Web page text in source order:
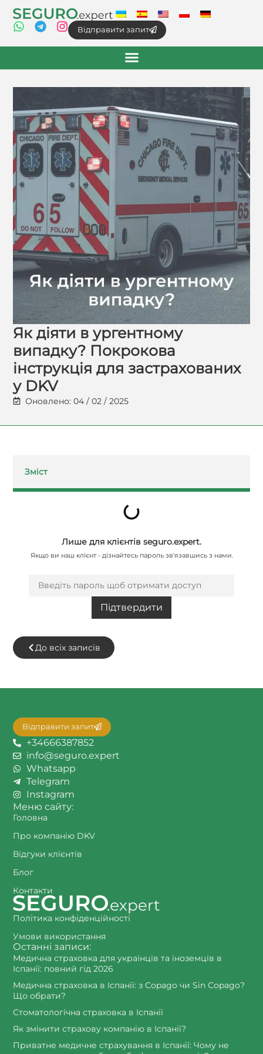
Відправити запит
Як діяти в ургентному
випадку? Покрокова
інструкція для застрахованих
у DKV
Оновлено: 04 / 02 / 2025
Лише для клієнтів seguro.expert.
Якщо ви наш клієнт - дізнайтесь пароль зв'язавшись з нами.
Зміст
До всіх записів
Політика конфіденційності
Умови використання
Меню сайту:
Головна
Про компанію DKV
Відгуки клієнтів
Блог
Контакти
Останні записи:
Медична страховка для українців та іноземців в
Іспанії: повний гід 2026
Медична страховка в Іспанії: з Copago чи Sin Copago?
Що обрати?
Стоматологічна страховка в Іспанії
Як змінити страхову компанію в Іспанії?
Приватне медичне страхування в Іспанії: Чому не
Відправити запит
+34666387852
info@seguro.expert
Whatsapp
Telegram
Instagram